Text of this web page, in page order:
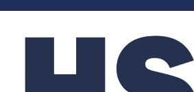
Saltar